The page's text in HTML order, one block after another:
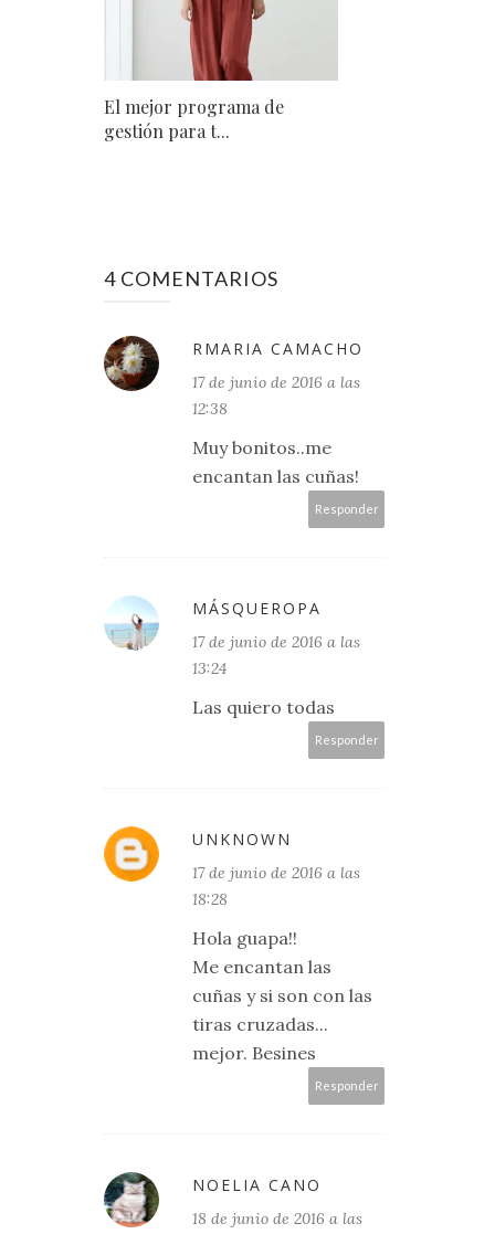
El mejor programa de
gestión para t...
4 COMENTARIOS
RMARIA CAMACHO
17 de junio de 2016 a las
12:38
Muy bonitos..me
encantan las cuñas!
Responder
MÁSQUEROPA
17 de junio de 2016 a las
13:24
Las quiero todas
Responder
UNKNOWN
17 de junio de 2016 a las
18:28
Hola guapa!!
Me encantan las
cuñas y si son con las
tiras cruzadas...
mejor. Besines
Responder
NOELIA CANO
18 de junio de 2016 a las